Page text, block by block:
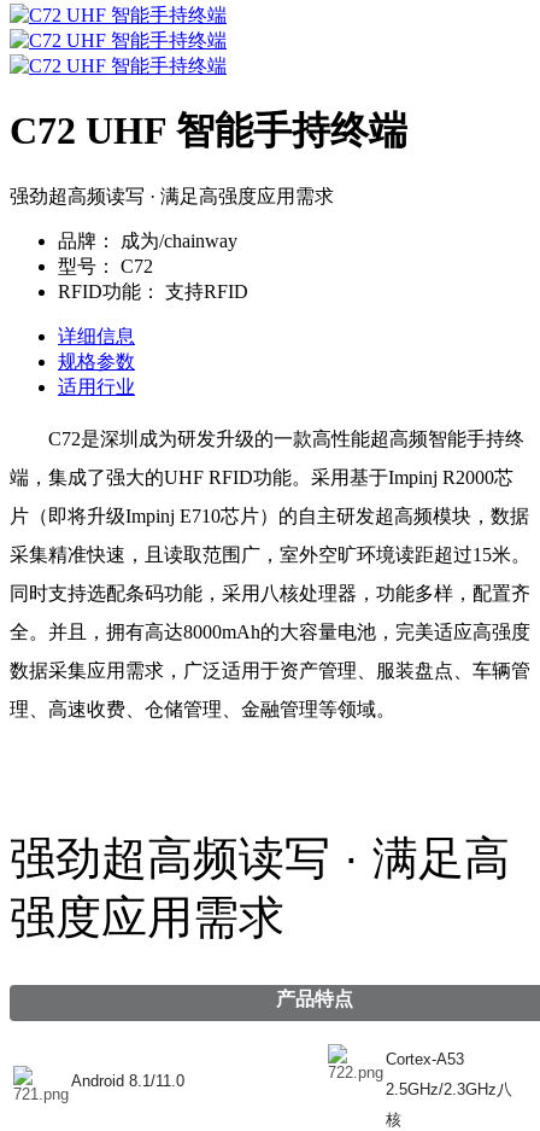
C72 UHF 智能手持终端
强劲超高频读写 · 满足高强度应用需求
品牌：
成为/chainway
型号：
C72
RFID功能：
支持RFID
详细信息
规格参数
适用行业
C72是深圳成为研发升级的一款高性能超高频智能手持终
端，集成了强大的UHF RFID功能。采用基于Impinj R2000芯
片（即将升级Impinj E710芯片）的自主研发超高频模块，数据
采集精准快速，且读取范围广，室外空旷环境读距超过15米。
同时支持选配条码功能，采用八核处理器，功能多样，配置齐
全。并且，拥有高达8000mAh的大容量电池，完美适应高强度
数据采集应用需求，广泛适用于资产管理、服装盘点、车辆管
理、高速收费、仓储管理、金融管理等领域。
强劲超高频读写 · 满足高
强度应用需求
产品特点
Android 8.1/11.0
Cortex-A53
2.5GHz/2.3GHz八
核